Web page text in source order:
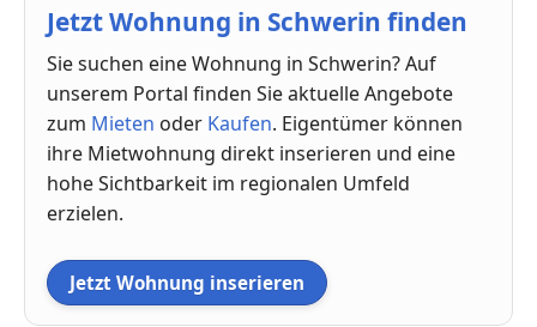
Jetzt Wohnung in Schwerin finden
Sie suchen eine Wohnung in Schwerin? Auf
unserem Portal finden Sie aktuelle Angebote
zum Mieten oder Kaufen. Eigentümer können
ihre Mietwohnung direkt inserieren und eine
hohe Sichtbarkeit im regionalen Umfeld
erzielen.
Jetzt Wohnung inserieren